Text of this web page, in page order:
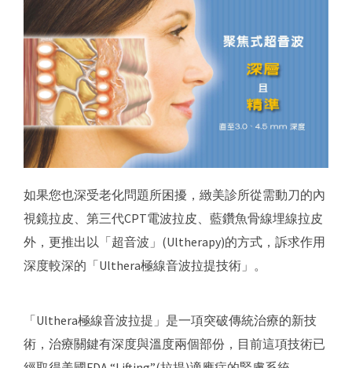
如果您也深受老化問題所困擾，緻美診所從需動刀的內
視鏡拉皮、第三代CPT電波拉皮、藍鑽魚骨線埋線拉皮
外，更推出以「超音波」(Ultherapy)的方式，訴求作用
深度較深的「Ulthera極線音波拉提技術」。
「Ulthera極線音波拉提」是一項突破傳統治療的新技
術，治療關鍵有深度與溫度兩個部份，目前這項技術已